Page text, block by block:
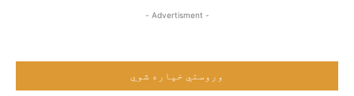
- Advertisment -
وروستي خپاره شوي